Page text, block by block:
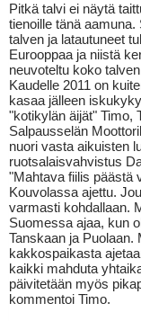
Pitkä talvi ei näytä
tienoille tänä
talven ja latautuneet
Eurooppaa ja niistä
neuvoteltu koko
Kaudelle 2011 on
kasaa jälleen
"kotikylän äijät" Timo,
Salpausselän
nuori vasta aikuisten
ruotsalaisvahvistus
"Mahtava fiilis päästä
Kouvolassa ajettu.
varmasti kohdallaan.
Suomessa ajaa, kun
Tanskaan ja
kakkospaikasta
kaikki mahduta
päivitetään myös
kommentoi Timo.